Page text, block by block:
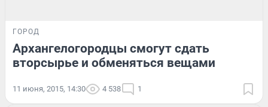
ГОРОД
Архангелогородцы смогут сдать
вторсырье и обменяться вещами
11 июня, 2015, 14:30 4 538 1